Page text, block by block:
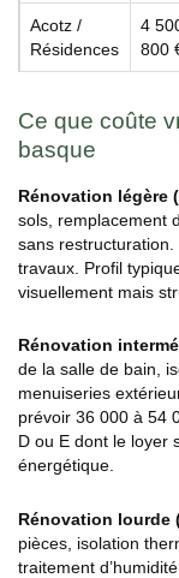
Acotz /
Résidences
4
800
Ce que coûte
basque
Rénovation légère
sols, remplacement
sans
travaux. Profil
visuellement mais
Rénovation
de la salle de bain,
menuiseries
prévoir 36 000 à 54
D ou E dont le loyer
énergétique.
Rénovation lourde
pièces, isolation
traitement